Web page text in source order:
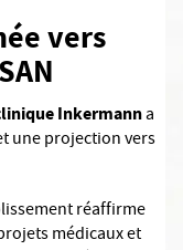
vers
Inkermanna
une projection vers
réaffirme
médicaux et